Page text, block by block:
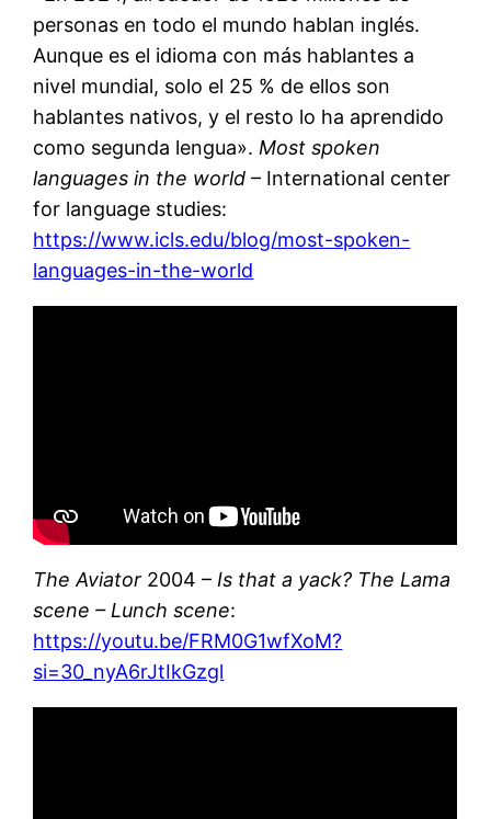
personas en todo el mundo hablan inglés.
Aunque es el idioma con más hablantes a
nivel mundial, solo el 25 % de ellos son
hablantes nativos, y el resto lo ha aprendido
como segunda lengua». Most spoken
languages in the world – International center
for language studies:
https://www.icls.edu/blog/most-spoken-
languages-in-the-world
The Aviator 2004 – Is that a yack? The Lama
scene – Lunch scene:
https://youtu.be/FRM0G1wfXoM?
si=30_nyA6rJtIkGzgl